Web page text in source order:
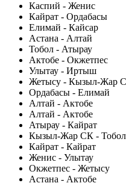
Каспий - Женис
Кайрат - Ордабасы
Елимай - Кайсар
Астана - Алтай
Тобол - Атырау
Актобе - Окжетпес
Улытау - Иртыш
Жетысу - Кызыл-Жар
Ордабасы - Елимай
Алтай - Актобе
Алтай - Актобе
Атырау - Кайрат
Кызыл-Жар СК - Тобол
Кайрат - Кайрат
Женис - Улытау
Окжетпес - Жетысу
Астана - Актобе